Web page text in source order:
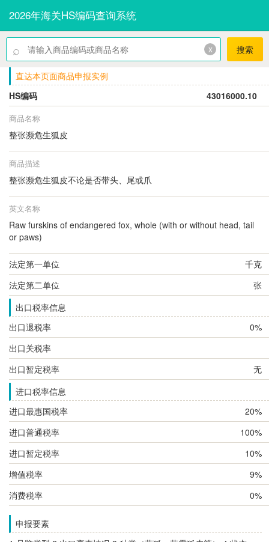
2026年海关HS编码查询系统
⌕ x 搜索
直达本页面商品申报实例
HS编码
43016000.10
商品名称
整张濒危生狐皮
商品描述
整张濒危生狐皮不论是否带头、尾或爪
英文名称
Raw furskins of endangered fox, whole (with or without head, tail
or paws)
法定第一单位
千克
法定第二单位
张
出口税率信息
出口退税率
0%
出口关税率
出口暂定税率
无
进口税率信息
进口最惠国税率
20%
进口普通税率
100%
进口暂定税率
10%
增值税率
9%
消费税率
0%
申报要素